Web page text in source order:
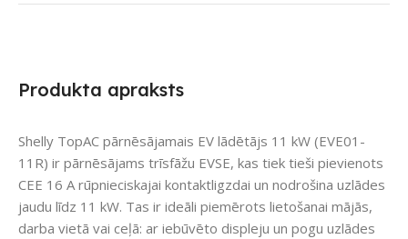
Produkta apraksts
Shelly TopAC pārnēsājamais EV lādētājs 11 kW (EVE01-
11R) ir pārnēsājams trīsfāžu EVSE, kas tiek tieši pievienots
CEE 16 A rūpnieciskajai kontaktligzdai un nodrošina uzlādes
jaudu līdz 11 kW. Tas ir ideāli piemērots lietošanai mājās,
darba vietā vai ceļā: ar iebūvēto displeju un pogu uzlādes